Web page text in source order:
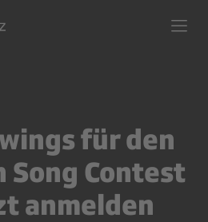
für den
Song Contest
anmelden